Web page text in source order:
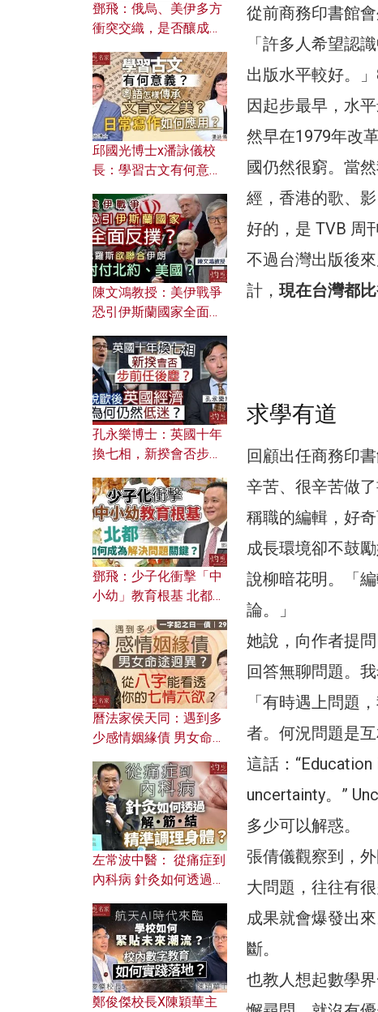
從前商務印書館
「許多人希望認
出版水平較好。
因起步最早，水
然早在1979年改
國仍然很窮。當
經，香港的歌、
好的，是 TVB 周
不過台灣出版後
計， 現在台灣都比
求學有道
回顧出任商務印
辛苦、很辛苦做
稱職的編輯，好
成長環境卻不鼓
說柳暗花明。「
論。」
她說，向作者提
回答無聊問題。
「有時遇上問題
者。何況問題是
這話：
uncertainty。”
多少可以解惑。
張倩儀觀察到，
大問題，往往有
成果就會爆發出
斷。
也教人想起數學
鄧飛：俄烏、美伊多方
衝突交織，是否釀成世
風險攻擊美軍，背後有
何盤算？
邱國光博士x潘詠儀校
長：學習古文有何意
文之美？ 日常寫作如何
應用？
陳文鴻教授：美伊戰爭
恐引伊斯蘭國家全面反
對付北約美國？
孔永樂博士：英國十年
換七相，新揆會否步前
濟為何仍然低迷？
鄧飛：少子化衝擊「中
小幼」教育根基 北都如
曆法家侯天同：遇到多
少感情姻緣債 男女命途
的七情六欲？
左常波中醫： 從痛症到
內科病 針灸如何透過解
鄭俊傑校長X陳穎華主